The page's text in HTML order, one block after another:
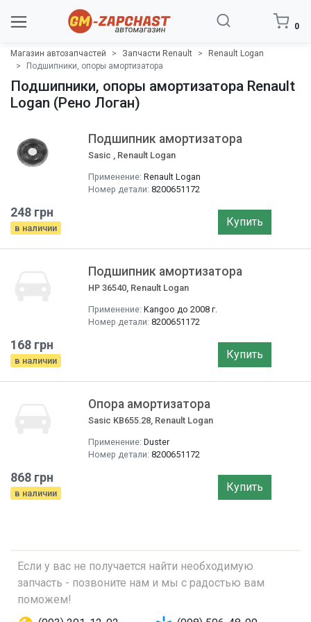
0
Магазин автозапчастей Запчасти Renault
Renault Logan
Подшипники, опоры амортизатора
Подшипники, опоры амортизатора Renault
Logan (Рено Логан)
Подшипник амортизатора
Sasic , Renault Logan
Применение: Renault Logan
Номер детали: 8200651172
248 грн
в наличии Купить
Подшипник амортизатора
HP 36540, Renault Logan
Применение: Kangoo до 2008 г.
Номер детали: 8200651172
168 грн
в наличии Купить
Опора амортизатора
Sasic KB655.28, Renault Logan
Применение: Duster
Номер детали: 8200651172
868 грн
в наличии Купить
Если у вас не получается найти необходимую
запчасть - позвоните нам и мы с радостью вам
поможем!